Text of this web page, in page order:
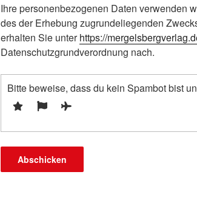
Ihre personenbezogenen Daten verwenden
des der Erhebung zugrundeliegenden
erhalten Sie unterhttps://
Datenschutzgrundverordnung nach.
Bitte beweise, dass du kein Spambot bist